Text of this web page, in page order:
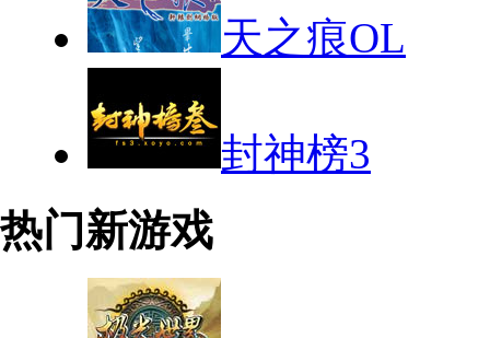
天之痕OL
封神榜3
热门新游戏